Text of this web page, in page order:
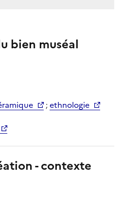
bien muséal
;ethnologie
- contexte